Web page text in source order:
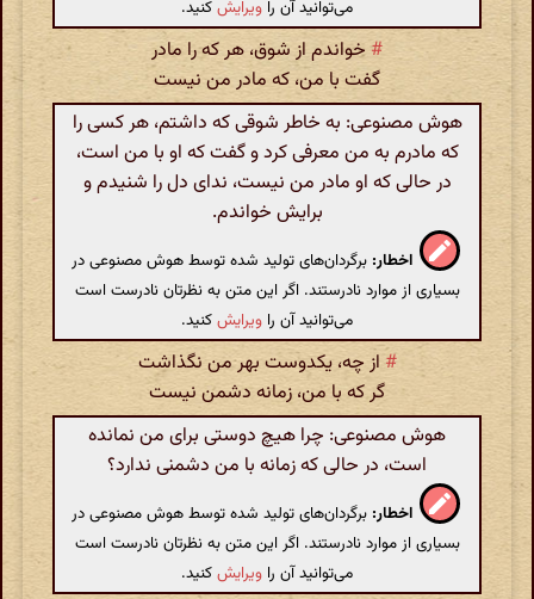
می‌توانید آن را ویرایشکنید.
# خواندم از شوق، هر که را مادر
گفت با من، که مادر من نیست
هوش مصنوعی: به خاطر شوقی که داشتم، هر کسی را
که مادرم به من معرفی کرد و گفت که او با من است،
در حالی که او مادر من نیست، ندای دل را شنیدم و
برایش خواندم.
اخطار: برگردان‌های تولید شده توسط هوش مصنوعی در
بسیاری از موارد نادرستند. اگر این متن به نظرتان نادرست است
می‌توانید آن را ویرایشکنید.
# از چه، یکدوست بهر من نگذاشت
گر که با من، زمانه دشمن نیست
هوش مصنوعی: چرا هیچ دوستی برای من نمانده
است، در حالی که زمانه با من دشمنی ندارد؟
اخطار: برگردان‌های تولید شده توسط هوش مصنوعی در
بسیاری از موارد نادرستند. اگر این متن به نظرتان نادرست است
می‌توانید آن را ویرایشکنید.